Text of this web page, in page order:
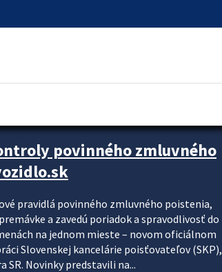
povinného zmluvného
pravidlá povinného zmluvného poistenia,
a zavedú poriadok a spravodlivosť do
na jednom mieste – novom oficiálnom
Slovenskej kancelárie poisťovateľov (SKP),
SR. Novinky predstavili na...